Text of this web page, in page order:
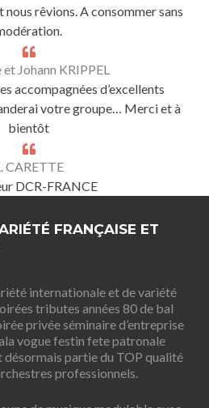
nous rêvions. A consommer sans
et Johann KRIPPEL
accompagnées d’excellents
votre groupe… Merci et à
bientôt
CARETTE
DCR-FRANCE
FRANÇAISE ET
internationale et de variété
tributes années 80 de bal
privée séminaire d’entreprise
vogue festin fete patronale
partie du TOP qualité
professionnels.